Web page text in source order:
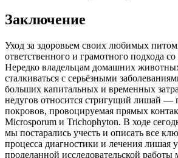
Заключение
Уход за здоровьем своих любимых
ответственного и грамотного подхода
Нередко владельцам домашних
сталкиваться с серьёзными
больших капитальных и временных
недугов относится стригущий лишай —
покровов, провоцируемая прямых
Microsporum и Trichophyton. В ходе
мы постарались учесть и описать все
процесса диагностики и лечения лишая
проделанной исследовательской работы